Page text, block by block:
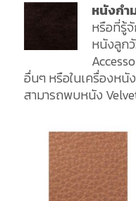
หนังกำ
หรือที่รู้
หนังลูก
อื่นๆ หรือในเครื่องห
สามารถพบหนัง